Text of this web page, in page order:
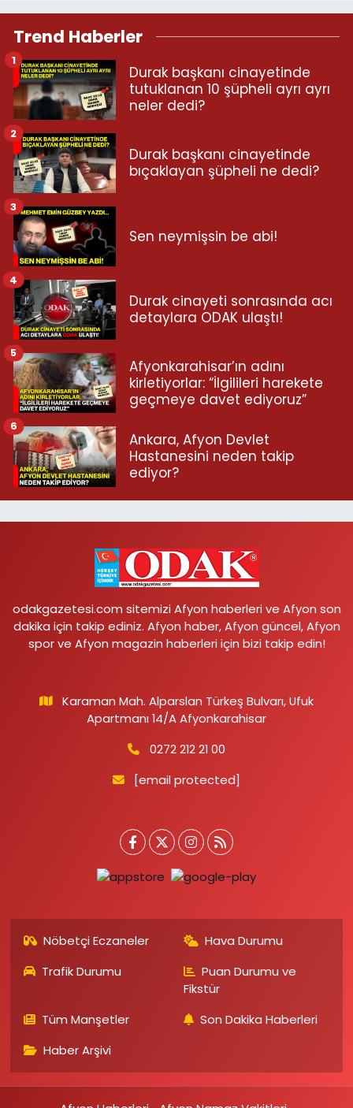
Trend Haberler
Durak başkanı cinayetinde
tutuklanan 10 şüpheli ayrı ayrı
neler dedi?
1
Durak başkanı cinayetinde
bıçaklayan şüpheli ne dedi?
2
Sen neymişsin be abi!
3
Durak cinayeti sonrasında acı
detaylara ODAK ulaştı!
4
Afyonkarahisar’ın adını
kirletiyorlar: “İlgilileri harekete
geçmeye davet ediyoruz”
5
Ankara, Afyon Devlet
Hastanesini neden takip
ediyor?
6
odakgazetesi.com sitemizi Afyon haberleri ve Afyon son
dakika için takip ediniz. Afyon haber, Afyon güncel, Afyon
spor ve Afyon magazin haberleri için bizi takip edin!
Karaman Mah. Alparslan Türkeş Bulvarı, Ufuk
Apartmanı 14/A Afyonkarahisar
0272 212 21 00
[email protected]
Nöbetçi Eczaneler
Hava Durumu
Trafik Durumu
Puan Durumu ve
Fikstür
Tüm Manşetler
Son Dakika Haberleri
Haber Arşivi